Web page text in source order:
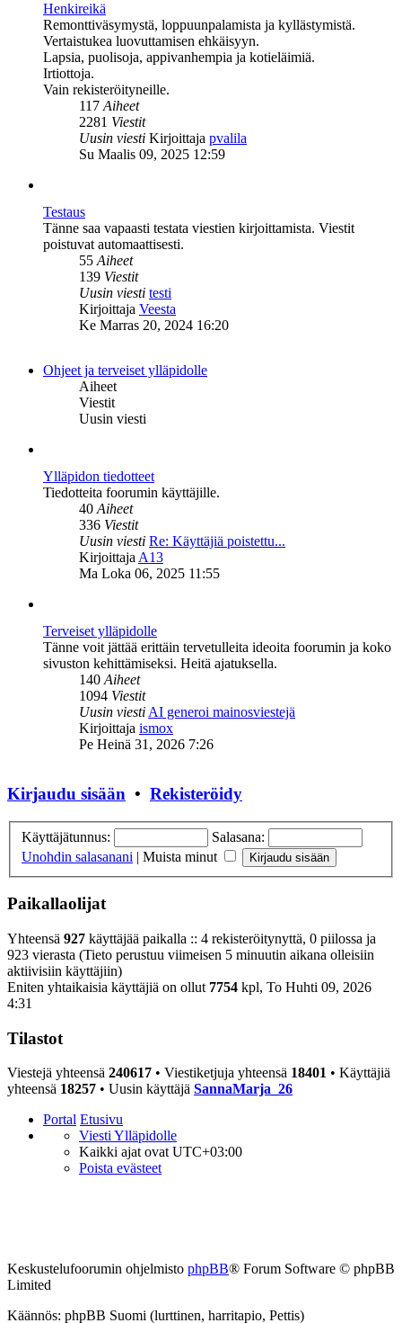
Henkireikä
Remonttiväsymystä, loppuunpalamista ja kyllästymistä.
Vertaistukea luovuttamisen ehkäisyyn.
Lapsia, puolisoja, appivanhempia ja kotieläimiä.
Irtiottoja.
Vain rekisteröityneille.
117Aiheet
2281 Viestit
Uusin viesti Kirjoittaja pvalila
Su Maalis 09, 2025 12:59
Testaus
Tänne saa vapaasti testata viestien kirjoittamista. Viestit
poistuvat automaattisesti.
55Aiheet
139 Viestit
Uusin viesti testi
Kirjoittaja Veesta
uusin
Ke Marras 20, 2024 16:20
Ohjeet ja terveiset ylläpidolle
Aiheet
Viestit
Uusin viesti
Ylläpidon tiedotteet
Tiedotteita foorumin käyttäjille.
40Aiheet
336 Viestit
Uusin viesti Re: Käyttäjiä poistettu...
KirjoittajaA13Näytä
uusin
Ma Loka 06, 2025 11:55
Terveiset ylläpidolle
Tänne voit jättää erittäin tervetulleita ideoita foorumin ja koko
sivuston kehittämiseksi. Heitä ajatuksella.
140Aiheet
1094 Viestit
Uusin viestiAI generoi mainosviestejä
Kirjoittaja ismoxNäytä
uusin
Pe Heinä 31, 2026 7:26
Kirjaudu sisään • Rekisteröidy
Käyttäjätunnus:
Salasana:
Unohdin salasanani | Muista minut
Paikallaolijat
Yhteensä 927 käyttäjää paikalla :: 4 rekisteröitynyttä, 0 piilossa ja
923 vierasta (Tieto perustuu viimeisen 5 minuutin aikana olleisiin
aktiivisiin käyttäjiin)
Eniten yhtaikaisia käyttäjiä on ollut 7754 kpl, To Huhti 09, 2026
4:31
Tilastot
Viestejä yhteensä 240617 • Viestiketjuja yhteensä 18401 • Käyttäjiä
yhteensä 18257 • Uusin käyttäjä SannaMarja_26
Portal Etusivu
Viesti Ylläpidolle
Kaikki ajat ovat UTC+03:00
Poista evästeet
Keskustelufoorumin ohjelmisto phpBB® Forum Software © phpBB
Limited
Käännös: phpBB Suomi (lurttinen, harritapio, Pettis)